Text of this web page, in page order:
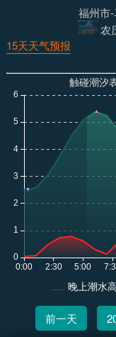
福州市
农
15天天气预报
触碰潮汐
晚上潮水
前一天